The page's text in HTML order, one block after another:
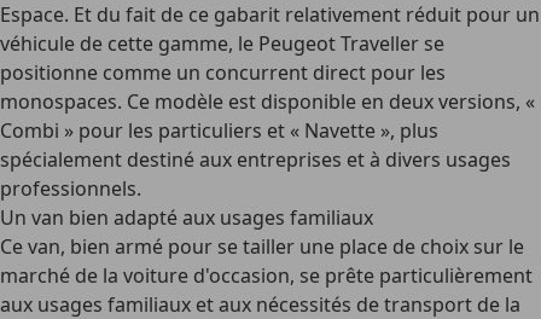
Espace. Et du fait de ce gabarit relativement réduit pour un
véhicule de cette gamme, le Peugeot Traveller se
positionne comme un concurrent direct pour les
monospaces. Ce modèle est disponible en deux versions, «
Combi » pour les particuliers et « Navette », plus
spécialement destiné aux entreprises et à divers usages
professionnels.
Un van bien adapté aux usages familiaux
Ce van, bien armé pour se tailler une place de choix sur le
marché de la voiture d'occasion, se prête particulièrement
aux usages familiaux et aux nécessités de transport de la